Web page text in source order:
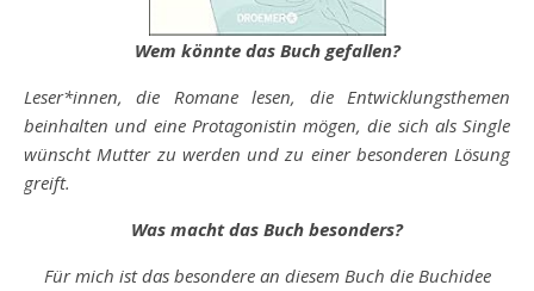
Wem könnte das Buch gefallen?
Leser*innen, die Romane lesen, die Entwicklungsthemen
beinhalten und eine Protagonistin mögen, die sich als Single
wünscht Mutter zu werden und zu einer besonderen Lösung
greift.
Was macht das Buch besonders?
Für mich ist das besondere an diesem Buch die Buchidee